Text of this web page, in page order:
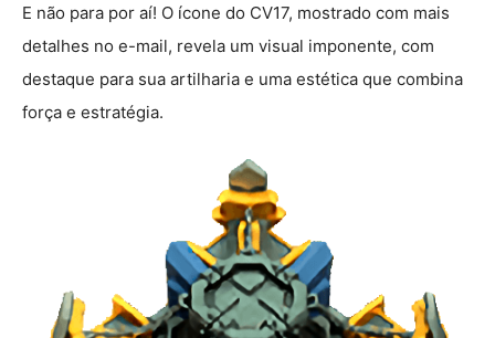
E não para por aí! O ícone do CV17, mostrado com mais
detalhes no e-mail, revela um visual imponente, com
destaque para sua artilharia e uma estética que combina
força e estratégia.